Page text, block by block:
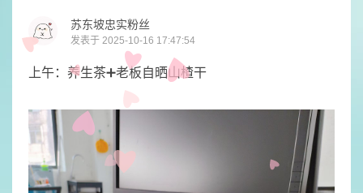
苏东坡忠实粉丝
发表于 2025-10-16 17:47:54
​上午：养生茶➕老板自晒山楂干